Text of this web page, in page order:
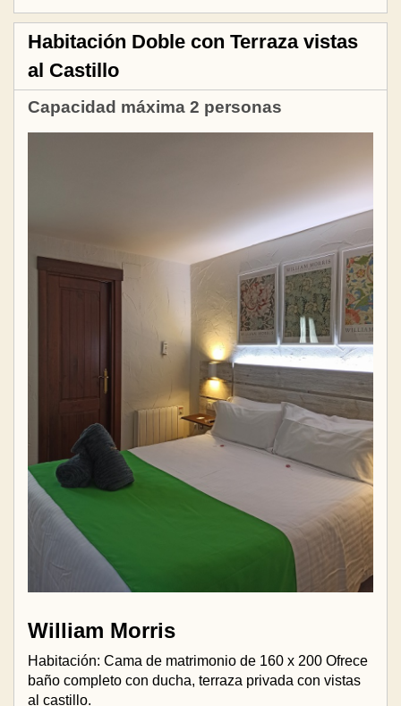
Habitación Doble con Terraza vistas
al Castillo
Capacidad máxima 2 personas
William Morris
Habitación: Cama de matrimonio de 160 x 200 Ofrece
baño completo con ducha, terraza privada con vistas
al castillo.